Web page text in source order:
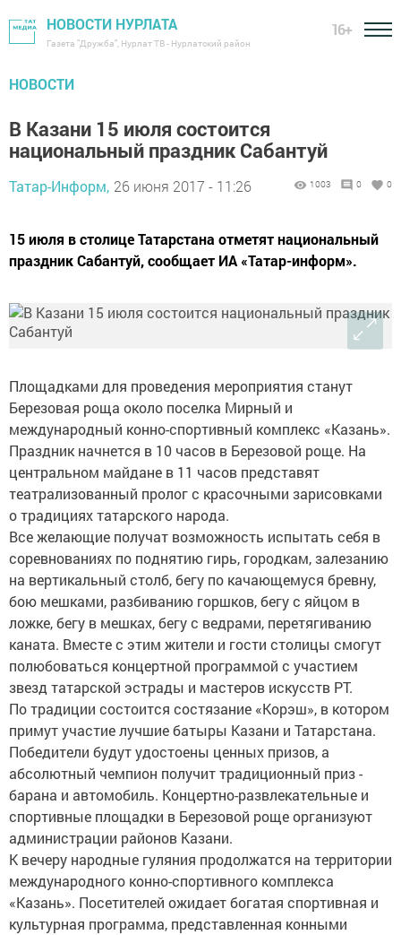
НОВОСТИ НУРЛАТА
Газета "Дружба", Нурлат ТВ - Нурлатский район
16+
НОВОСТИ
В Казани 15 июля состоится
национальный праздник Сабантуй
Татар-Информ, 26 июня 2017 - 11:26 1003 0 0
15 июля в столице Татарстана отметят национальный
праздник Сабантуй, сообщает ИА «Татар-информ».
Площадками для проведения мероприятия станут
Березовая роща около поселка Мирный и
международный конно-спортивный комплекс «Казань».
Праздник начнется в 10 часов в Березовой роще. На
центральном майдане в 11 часов представят
театрализованный пролог с красочными зарисовками
о традициях татарского народа.
Все желающие получат возможность испытать себя в
соревнованиях по поднятию гирь, городкам, залезанию
на вертикальный столб, бегу по качающемуся бревну,
бою мешками, разбиванию горшков, бегу с яйцом в
ложке, бегу в мешках, бегу с ведрами, перетягиванию
каната. Вместе с этим жители и гости столицы смогут
полюбоваться концертной программой с участием
звезд татарской эстрады и мастеров искусств РТ.
По традиции состоится состязание «Корэш», в котором
примут участие лучшие батыры Казани и Татарстана.
Победители будут удостоены ценных призов, а
абсолютный чемпион получит традиционный приз -
барана и автомобиль. Концертно-развлекательные и
спортивные площадки в Березовой роще организуют
администрации районов Казани.
К вечеру народные гуляния продолжатся на территории
международного конно-спортивного комплекса
«Казань». Посетителей ожидает богатая спортивная и
культурная программа, представленная конными